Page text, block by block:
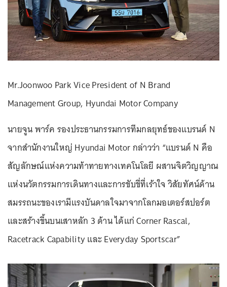
Mr.Joonwoo Park Vice President of N Brand
Management Group, Hyundai Motor Company
นายจูน พาร์ค รองประธานกรรมการทีมกลยุทธ์ของแบรนด์ N
จากสำนักงานใหญ่ Hyundai Motor กล่าวว่า “แบรนด์ N คือ
สัญลักษณ์แห่งความท้าทายทางเทคโนโลยี ผสานจิตวิญญาณ
แห่งนวัตกรรมการเดินทางและการขับขี่ที่เร้าใจ วิสัยทัศน์ด้าน
สมรรถนะของเรามีแรงบันดาลใจมาจากโลกมอเตอร์สปอร์ต
และสร้างขึ้นบนเสาหลัก 3 ด้าน ได้แก่ Corner Rascal,
Racetrack Capability และ Everyday Sportscar”